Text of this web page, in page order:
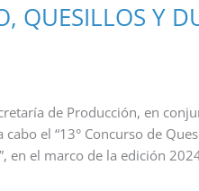
QUESILLOS Y
de Producción, en
cabo el “13° Concurso de
en el marco de la edición